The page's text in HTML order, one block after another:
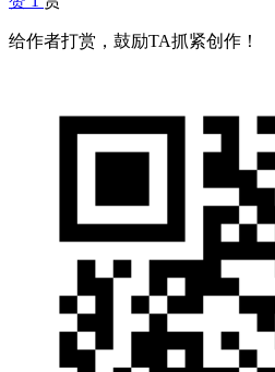
给作者打赏，鼓励TA抓紧创作！